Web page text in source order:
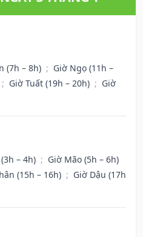
(7h – 8h) ; Giờ Ngọ (11h –
; Giờ Tuất (19h – 20h) ; Giờ
– 4h) ; Giờ Mão (5h – 6h)
(15h – 16h) ; Giờ Dậu (17h